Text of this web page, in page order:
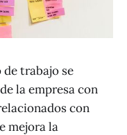
trabajo se
la empresa con
con
mejora la